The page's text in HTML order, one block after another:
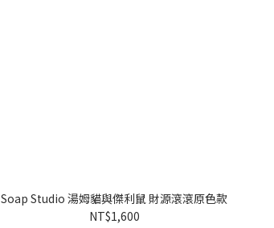
Soap Studio 湯姆貓與傑利鼠 財源滾滾原色款
NT$1,600